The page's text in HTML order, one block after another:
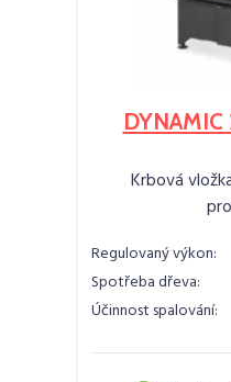
Krbová
Regulovaný výkon:
Spotřeba dřeva:
Účinnost spalování: